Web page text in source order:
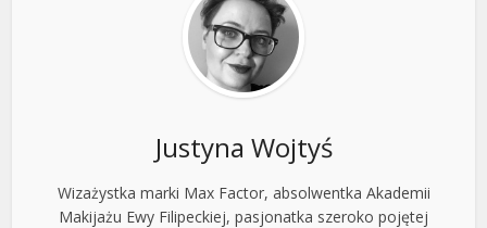
Justyna Wojtyś
Wizażystka marki Max Factor, absolwentka Akademii
Makijażu Ewy Filipeckiej, pasjonatka szeroko pojętej